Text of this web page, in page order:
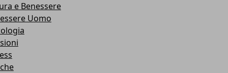
e Benessere
Uomo